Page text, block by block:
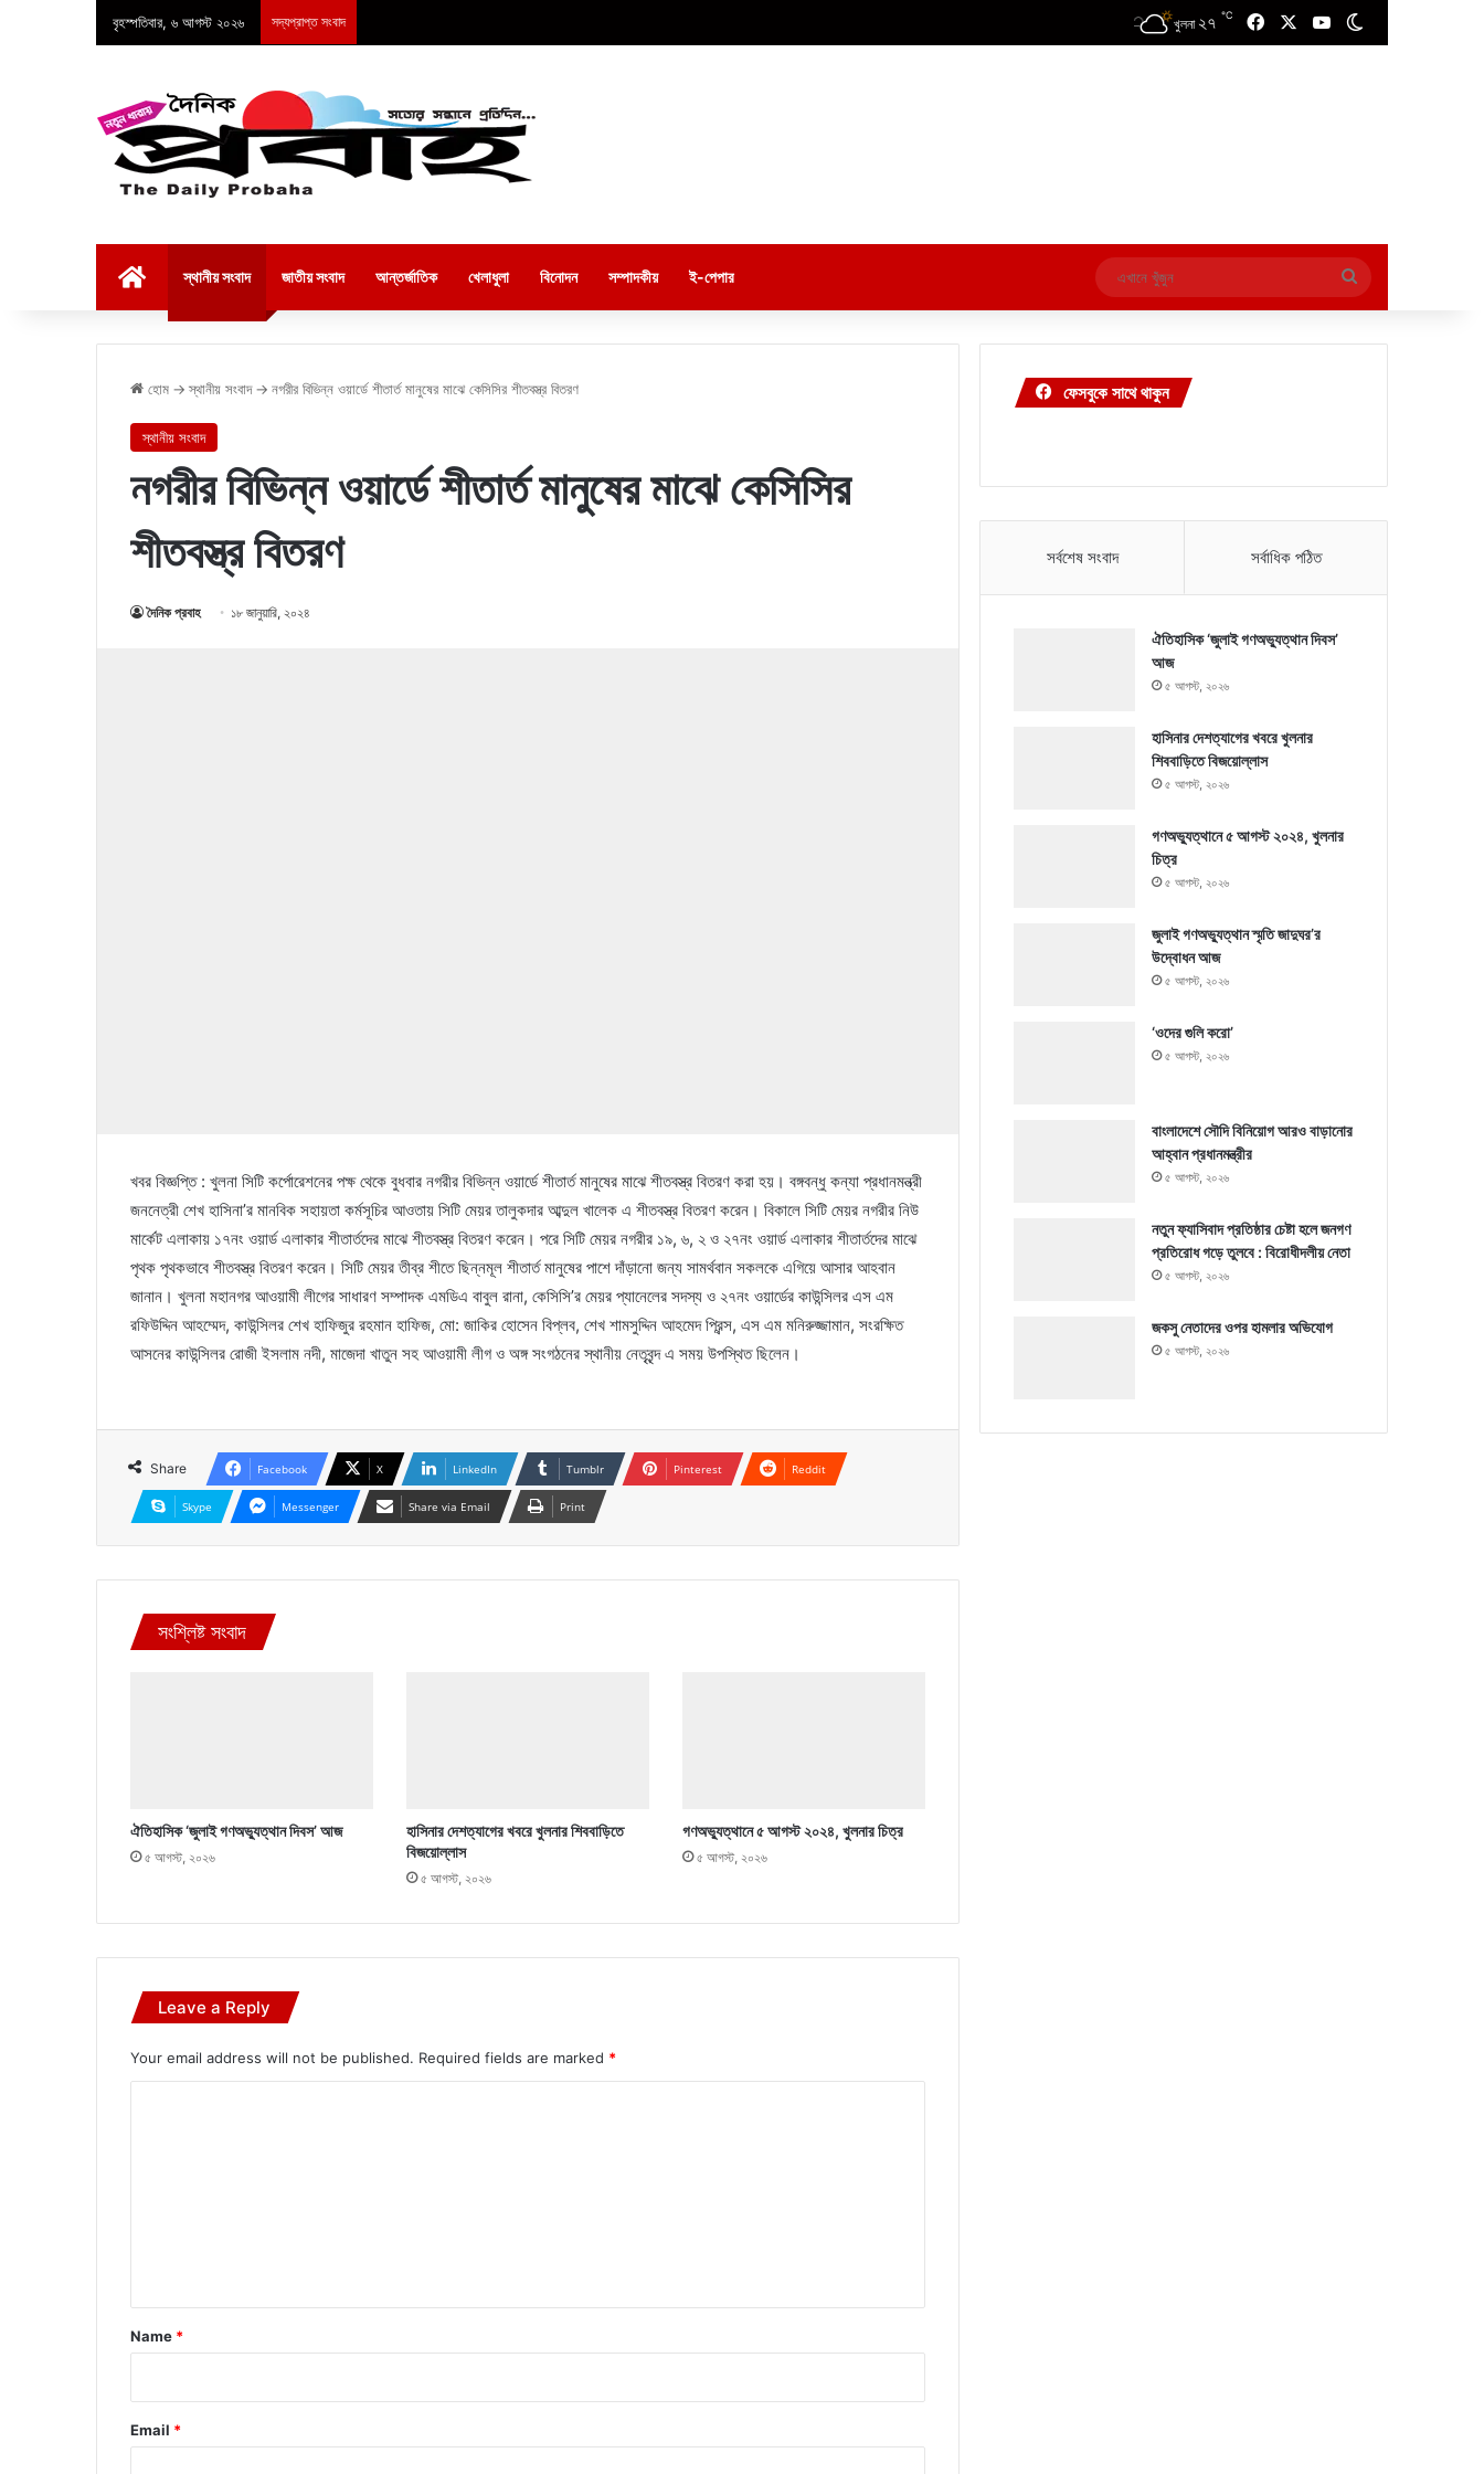
বৃহস্পতিবার, ৬ আগস্ট ২০২৬ সদ্যপ্রাপ্ত সংবাদ খুলনা ২৭ ℃ FacebookYouTube
স্থানীয় সংবাদ জাতীয় সংবাদ আন্তর্জাতিক খেলাধুলা বিনোদন সম্পাদকীয় ই-পেপার
এখানে
খুঁজুন
হোম → স্থানীয় সংবাদ → নগরীর বিভিন্ন ওয়ার্ডে শীতার্ত মানুষের মাঝে কেসিসির শীতবস্ত্র বিতরণ
স্থানীয় সংবাদ
নগরীর বিভিন্ন ওয়ার্ডে শীতার্ত মানুষের মাঝে কেসিসির
শীতবস্ত্র বিতরণ
দৈনিক প্রবাহ ১৮ জানুয়ারি, ২০২৪
খবর বিজ্ঞপ্তি : খুলনা সিটি কর্পোরেশনের পক্ষ থেকে বুধবার নগরীর বিভিন্ন ওয়ার্ডে শীতার্ত মানুষের মাঝে শীতবস্ত্র বিতরণ করা হয়। বঙ্গবন্ধু কন্যা প্রধানমন্ত্রী
জননেত্রী শেখ হাসিনা’র মানবিক সহায়তা কর্মসূচির আওতায় সিটি মেয়র তালুকদার আব্দুল খালেক এ শীতবস্ত্র বিতরণ করেন। বিকালে সিটি মেয়র নগরীর নিউ
মার্কেট এলাকায় ১৭নং ওয়ার্ড এলাকার শীতার্তদের মাঝে শীতবস্ত্র বিতরণ করেন। পরে সিটি মেয়র নগরীর ১৯, ৬, ২ ও ২৭নং ওয়ার্ড এলাকার শীতার্তদের মাঝে
পৃথক পৃথকভাবে শীতবস্ত্র বিতরণ করেন। সিটি মেয়র তীব্র শীতে ছিন্নমূল শীতার্ত মানুষের পাশে দাঁড়ানো জন্য সামর্থবান সকলকে এগিয়ে আসার আহবান
জানান। খুলনা মহানগর আওয়ামী লীগের সাধারণ সম্পাদক এমডিএ বাবুল রানা, কেসিসি’র মেয়র প্যানেলের সদস্য ও ২৭নং ওয়ার্ডের কাউন্সিলর এস এম
রফিউদ্দিন আহম্মেদ, কাউন্সিলর শেখ হাফিজুর রহমান হাফিজ, মো: জাকির হোসেন বিপ্লব, শেখ শামসুদ্দিন আহমেদ প্রিন্স, এস এম মনিরুজ্জামান, সংরক্ষিত
আসনের কাউন্সিলর রোজী ইসলাম নদী, মাজেদা খাতুন সহ আওয়ামী লীগ ও অঙ্গ সংগঠনের স্থানীয় নেতৃবৃন্দ এ সময় উপস্থিত ছিলেন।
Share Facebook X LinkedIn Tumblr Pinterest Reddit
Skype Messenger Share via Email Print
সংশ্লিষ্ট সংবাদ
ঐতিহাসিক ‘জুলাই গণঅভ্যুত্থান দিবস’ আজ
৫ আগস্ট, ২০২৬
হাসিনার দেশত্যাগের খবরে খুলনার শিববাড়িতে
বিজয়োল্লাস
৫ আগস্ট, ২০২৬
গণঅভ্যুত্থানে ৫ আগস্ট ২০২৪, খুলনার চিত্র
৫ আগস্ট, ২০২৬
Leave a Reply
Your email address will not be published. Required fields are marked *
*
Name *
Email *
ফেসবুকে সাথে থাকুন
সর্বশেষ সংবাদ সর্বাধিক পঠিত
ঐতিহাসিক ‘জুলাই গণঅভ্যুত্থান দিবস’
আজ
৫ আগস্ট, ২০২৬
হাসিনার দেশত্যাগের খবরে খুলনার
শিববাড়িতে বিজয়োল্লাস
৫ আগস্ট, ২০২৬
গণঅভ্যুত্থানে ৫ আগস্ট ২০২৪, খুলনার
চিত্র
৫ আগস্ট, ২০২৬
জুলাই গণঅভ্যুত্থান স্মৃতি জাদুঘর’র
উদ্বোধন আজ
৫ আগস্ট, ২০২৬
‘ওদের গুলি করো’
৫ আগস্ট, ২০২৬
বাংলাদেশে সৌদি বিনিয়োগ আরও বাড়ানোর
আহ্বান প্রধানমন্ত্রীর
৫ আগস্ট, ২০২৬
নতুন ফ্যাসিবাদ প্রতিষ্ঠার চেষ্টা হলে জনগণ
প্রতিরোধ গড়ে তুলবে : বিরোধীদলীয় নেতা
৫ আগস্ট, ২০২৬
জকসু নেতাদের ওপর হামলার অভিযোগ
৫ আগস্ট, ২০২৬